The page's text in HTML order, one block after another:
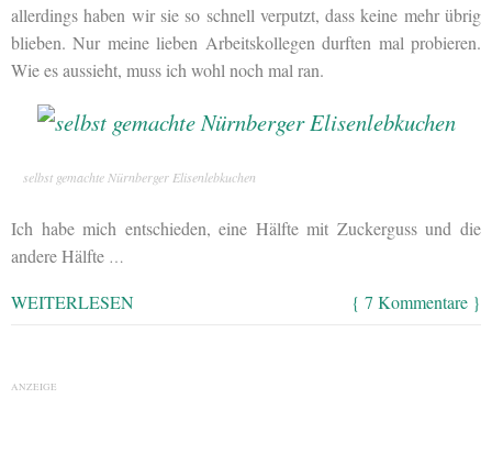
allerdings haben wir sie so schnell verputzt, dass keine mehr übrig
blieben. Nur meine lieben Arbeitskollegen durften mal probieren.
Wie es aussieht, muss ich wohl noch mal ran.
selbst gemachte Nürnberger Elisenlebkuchen
Ich habe mich entschieden, eine Hälfte mit Zuckerguss und die
andere Hälfte …
WEITERLESEN { 7 Kommentare }
ANZEIGE